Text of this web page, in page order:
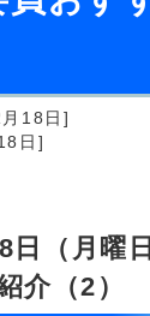
18日]
日]
日（月曜
介（2）